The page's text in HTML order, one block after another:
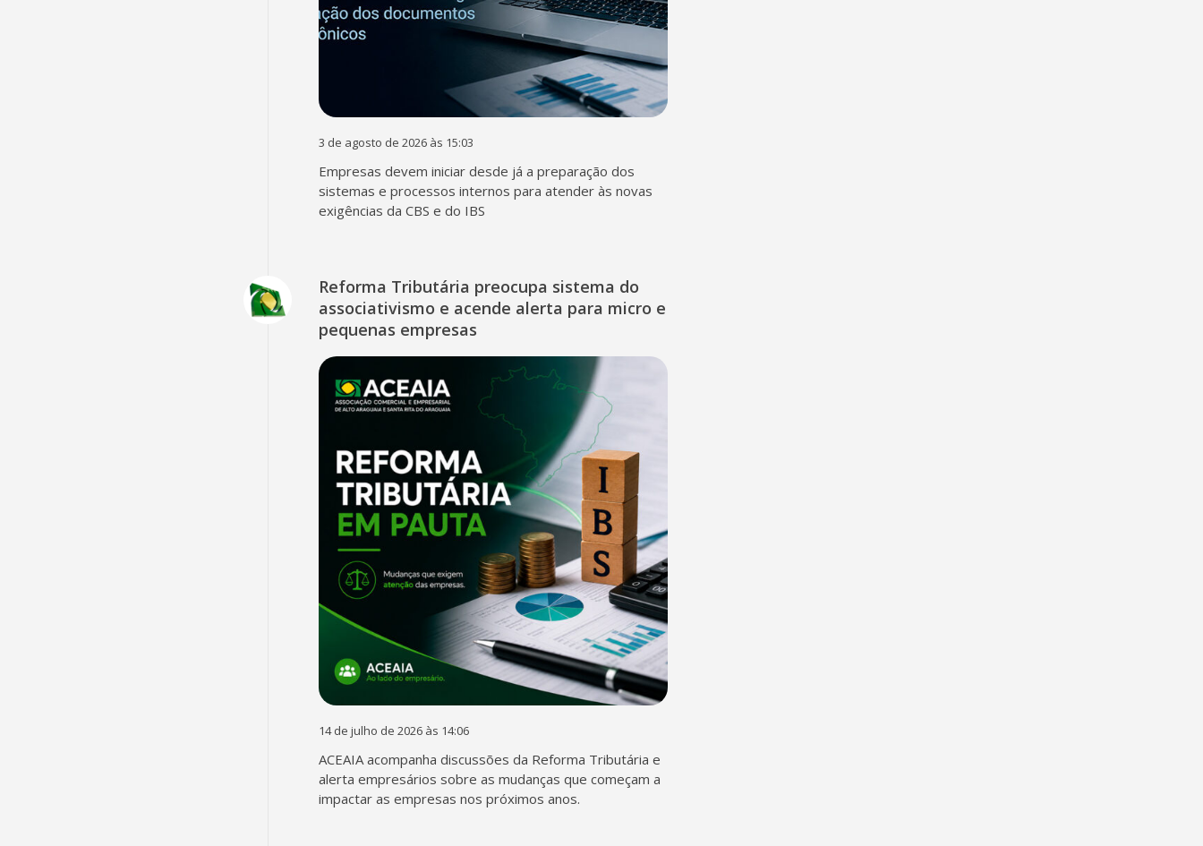
3 de agosto de 2026 às 15:03
Empresas devem iniciar desde já a preparação dos
sistemas e processos internos para atender às novas
exigências da CBS e do IBS
Reforma Tributária preocupa sistema do
associativismo e acende alerta para micro e
pequenas empresas
14 de julho de 2026 às 14:06
ACEAIA acompanha discussões da Reforma Tributária e
alerta empresários sobre as mudanças que começam a
impactar as empresas nos próximos anos.